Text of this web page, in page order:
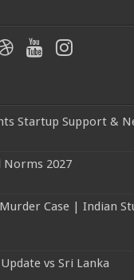
Startup Support &
Norms 2027
Case | Indian
vs Sri Lanka